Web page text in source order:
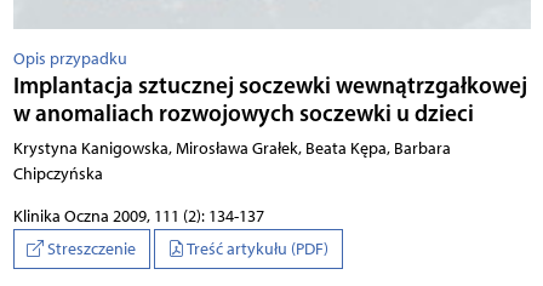
Opis przypadku
Implantacja sztucznej soczewki wewnątrzgałkowej
w anomaliach rozwojowych soczewki u dzieci
Krystyna Kanigowska, Mirosława Grałek, Beata Kępa, Barbara
Chipczyńska
Klinika Oczna 2009, 111 (2): 134-137
Streszczenie
Treść artykułu (PDF)